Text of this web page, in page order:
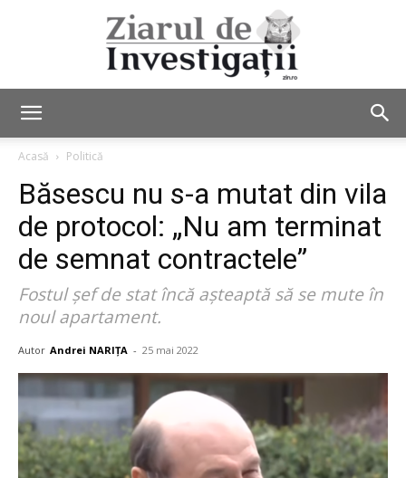
Investigații
Acasă Politică
Băsescu nu s-a mutat din vila
de protocol: „Nu am terminat
de semnat contractele”
Fostul șef de stat încă așteaptă să se mute în
noul apartament.
Autor Andrei NARIȚA - 25 mai 2022